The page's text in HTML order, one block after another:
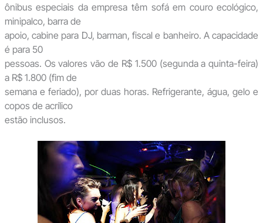
ônibus especiais da empresa têm sofá em couro ecológico,
minipalco, barra de
apoio, cabine para DJ, barman, fiscal e banheiro. A capacidade
é para 50
pessoas. Os valores vão de R$ 1.500 (segunda a quinta-feira)
a R$ 1.800 (fim de
semana e feriado), por duas horas. Refrigerante, água, gelo e
copos de acrílico
estão inclusos.